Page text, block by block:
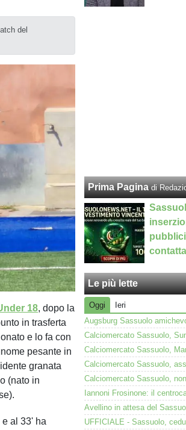
del
18, dopo la
in trasferta
e lo fa con
pesante in
granata
(nato in
e al 33' ha
Prima Pagina di
Le più lette
Oggi
Ieri